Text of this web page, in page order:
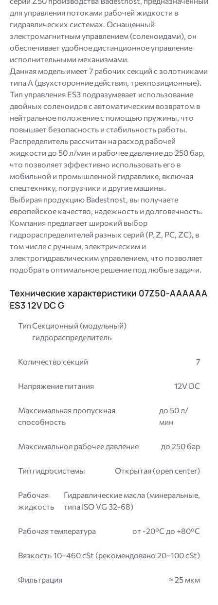
для управления потоками рабочей жидкости в
гидравлических системах. Оснащенный
электромагнитным управлением (соленоидами), он
обеспечивает удобное дистанционное управление
исполнительными механизмами.
Данная модель имеет 7 рабочих секций с золотниками
типа A (двухсторонние действия, трехпозиционные).
Тип управления ES3 подразумевает использование
двойных соленоидов с автоматическим возвратом в
нейтральное положение с помощью пружины, что
повышает безопасность и стабильность работы.
Распределитель рассчитан на расход рабочей
жидкости до 50 л/мин и рабочее давление до 250 бар,
что позволяет эффективно использовать его в
мобильной и промышленной гидравлике, включая
спецтехнику, погрузчики и другие машины.
Выбирая продукцию Badestnost, вы получаете
европейское качество, надежность и долговечность.
Компания предлагает широкий выбор
гидрораспределителей разных серий (P, Z, PC, ZC), в
том числе с ручным, электрическим и
электрогидравлическим управлением, что позволяет
подобрать оптимальное решение под любые задачи.
Технические характеристики 07Z50-AAAAAA
ES3 12V DC G
ТипСекционный (модульный)
гидрораспределитель
Количество секций 7
Напряжение питания 12V DC
Максимальная пропускная
способность
до 50 л/
мин
Максимальное рабочее давление до 250 бар
Тип гидросистемы Открытая (open center)
Рабочая
жидкость
Гидравлические масла (минеральные,
типа ISO VG 32-68)
Рабочая температура от -20°C до +80°C
Вязкость 10–460 cSt (рекомендовано 20–100 cSt)
Фильтрация ≈ 25 мкм